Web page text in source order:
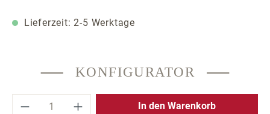
Lieferzeit: 2-5 Werktage
KONFIGURATOR
Produkt Anzahl: Gib den gewünschten
In den Warenkorb